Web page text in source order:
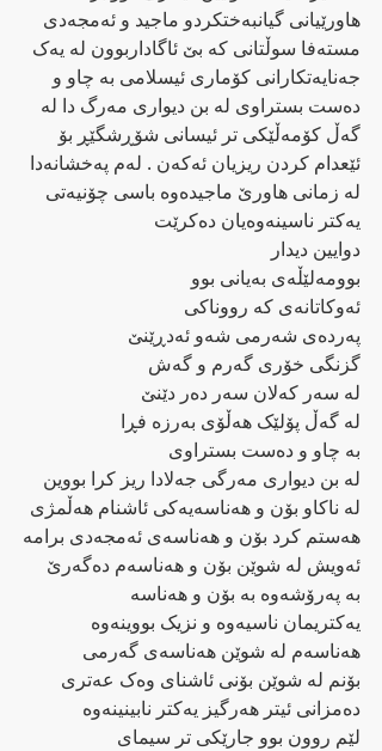
هاورێیانی گیانبەختکردو ماجید و ئەمجەدی
مستەفا سوڵتانی کە بێ ئاگاداربوون لە یەک
جەنایەتکارانی کۆماری ئیسلامی بە چاو و
دەست بستراوی لە بن دیواری مەرگ دا لە
گەڵ کۆمەڵێکی تر ئیسانی شۆڕشگێڕ بۆ
ئێعدام کردن ریزیان ئەکەن . لەم پەخشانەدا
لە زمانی هاورێ ماجیدەوە باسی چۆنیەتی
یەکتر ناسینەوەیان دەکرێت
دوایین دیدار
بوومەلێڵەی بەیانی بوو
ئەوکاتانەی کە رووناکی
پەردەی شەرمی شەو ئەدڕێنێ
گزنگی خۆری گەرم و گەش
لە سەر کەلان سەر دەر دێنێ
لە گەڵ پۆلێک هەڵۆی بەرزە فڕا
بە چاو و دەست بستراوی
لە بن دیواری مەرگی جەلادا ریز کرا بووین
لە ناکاو بۆن و هەناسەیەکی ئاشنام هەڵمژی
هەستم کرد بۆن و هەناسەی ئەمجەدی برامە
ئەویش لە شوێن بۆن و هەناسەم دەگەرێ
بە پەرۆشەوە بە بۆن و هەناسە
یەکتریمان ناسیەوە و نزیک بووینەوە
هەناسەم لە شوێن هەناسەی گەرمی
بۆنم لە شوێن بۆنی ئاشنای وەک عەتری
دەمزانی ئیتر هەرگیز یەکتر نابینینەوە
لێم روون بوو جارێکی تر سیمای